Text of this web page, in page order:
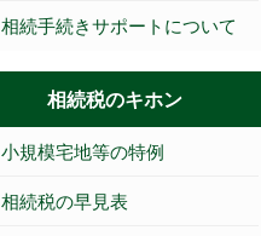
相続手続きサポートについて
相続税のキホン
小規模宅地等の特例
相続税の早見表